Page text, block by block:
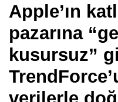
Apple’ın
pazarına
kusursuz”